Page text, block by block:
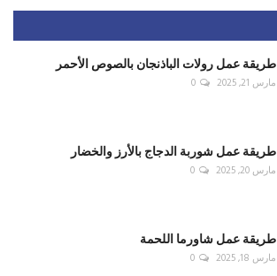
طريقة عمل رولات الباذنجان بالصوص الأحمر
مارس 21, 2025 0
طريقة عمل شوربة الدجاج بالأرز والخضار
مارس 20, 2025 0
طريقة عمل شاورما اللحمة
مارس 18, 2025 0